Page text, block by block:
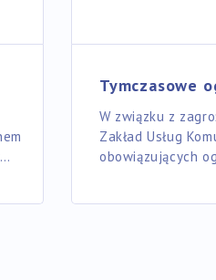
Tymczasowe
W związku z
Zakład Usług
obowiązujących